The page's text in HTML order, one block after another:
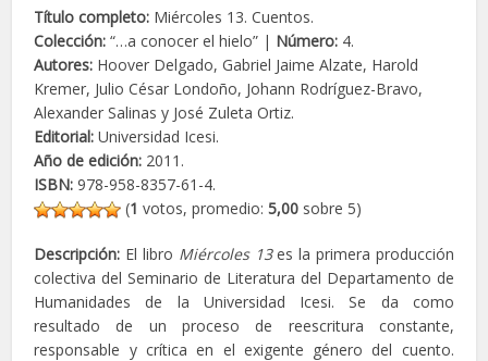
Título completo: Miércoles 13. Cuentos.
Colección: “…a conocer el hielo” | Número: 4.
Autores: Hoover Delgado, Gabriel Jaime Alzate, Harold
Kremer, Julio César Londoño, Johann Rodríguez-Bravo,
Alexander Salinas y José Zuleta Ortiz.
Editorial: Universidad Icesi.
Año de edición: 2011.
ISBN: 978-958-8357-61-4.
(1 votos, promedio:5,00 sobre 5)
Descripción: El libro Miércoles 13es la primera producción
colectiva del Seminario de Literatura del Departamento de
Humanidades de la Universidad Icesi. Se da como
resultado de un proceso de reescritura constante,
responsable y crítica en el exigente género del cuento.